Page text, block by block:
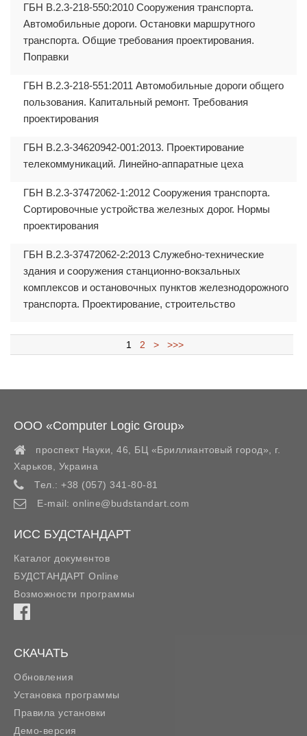
ГБН В.2.3-218-550:2010 Сооружения транспорта.
Автомобильные дороги. Остановки маршрутного
транспорта. Общие требования проектирования.
Поправки
ГБН В.2.3-218-551:2011 Автомобильные дороги общего
пользования. Капитальный ремонт. Требования
проектирования
ГБН В.2.3-34620942-001:2013. Проектирование
телекоммуникаций. Линейно-аппаратные цеха
ГБН В.2.3-37472062-1:2012 Сооружения транспорта.
Сортировочные устройства железных дорог. Нормы
проектирования
ГБН В.2.3-37472062-2:2013 Служебно-технические
здания и сооружения станционно-вокзальных
комплексов и остановочных пунктов железнодорожного
транспорта. Проектирование, строительство
1 2 > >>>
ООО «Computer Logic Group»
проспект Науки, 46, БЦ «Бриллиантовый город»,
г.
Харьков
Украина
Тел.: +38 (057) 341-80-81
E-mail: online@budstandart.com
ИСС БУДСТАНДАРТ
Каталог документов
БУДСТАНДАРТ Online
Возможности программы
СКАЧАТЬ
Обновления
Установка программы
Правила установки
Демо-версия